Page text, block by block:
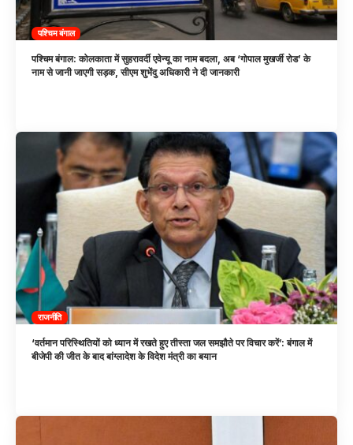
पश्चिम बंगाल
पश्चिम बंगाल: कोलकाता में सुहरावर्दी एवेन्यू का नाम बदला, अब ‘गोपाल मुखर्जी रोड’ के
नाम से जानी जाएगी सड़क, सीएम शुभेंदु अधिकारी ने दी जानकारी
राजनीति
‘वर्तमान परिस्थितियों को ध्यान में रखते हुए तीस्ता जल समझौते पर विचार करें’: बंगाल में
बीजेपी की जीत के बाद बांग्लादेश के विदेश मंत्री का बयान